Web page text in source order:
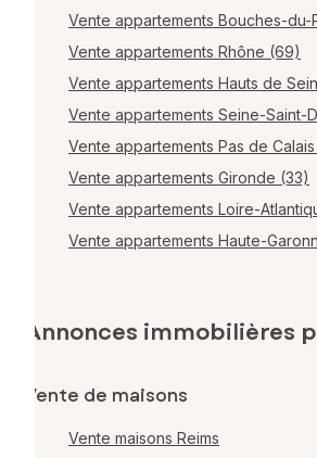
Vente appartements Bouches-du-
Vente appartements Rhône (69)
Vente appartements Hauts de
Vente appartements Seine-Saint-
Vente appartements Pas de
Vente appartements Gironde (33)
Vente appartements Loire-
Vente appartements Haute-
Annonces immobilières
Vente de maisons
Vente maisons Reims